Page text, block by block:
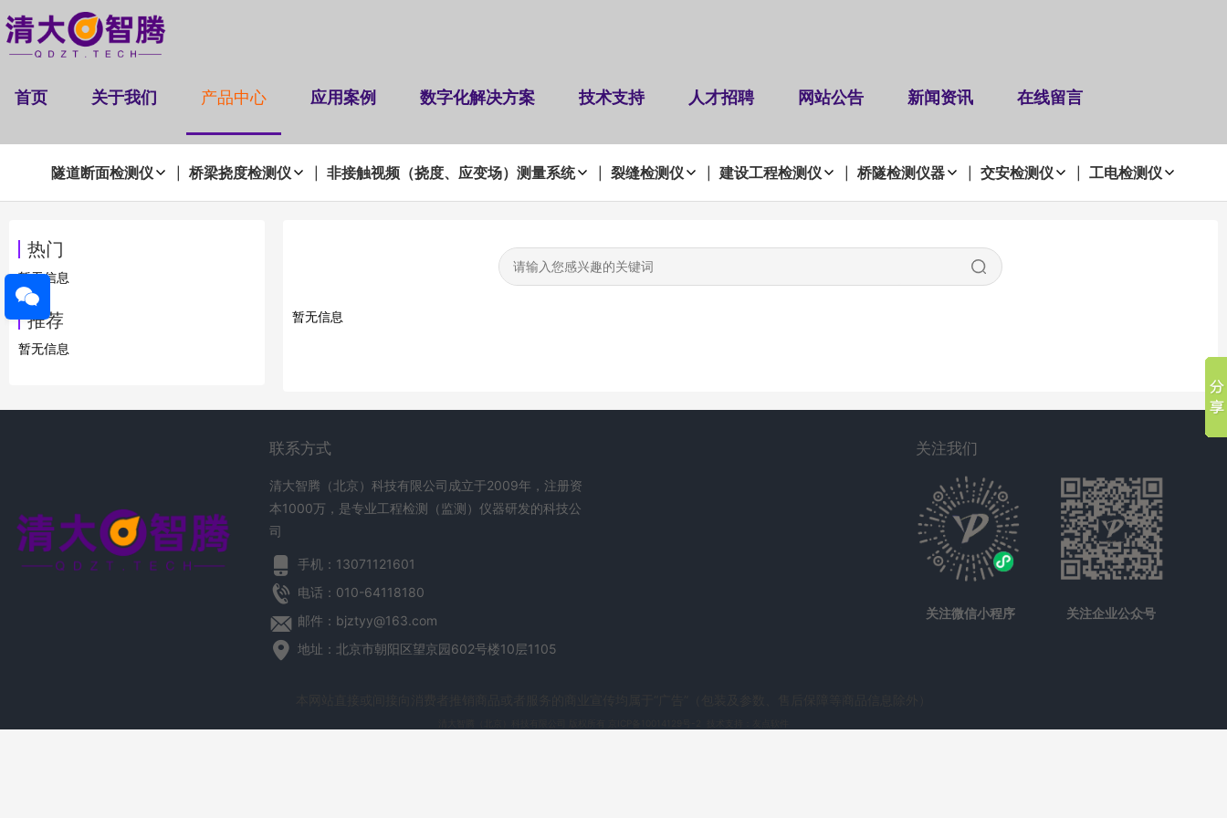
首页 关于我们 产品中心 应用案例 数字化解决方案 技术支持 人才招聘 网站公告 新闻资讯 在线留言
隧道断面检测仪 桥梁挠度检测仪 非接触视频（挠度、应变场）测量系统 裂缝检测仪 建设工程检测仪 桥隧检测仪器 交安检测仪 工电检测仪
热门
暂无信息
推荐
暂无信息
暂无信息
联系方式
清大智腾（北京）科技有限公司成立于2009年，注册资
本1000万，是专业工程检测（监测）仪器研发的科技公
司
手机：13071121601
电话：010-64118180
邮件：bjztyy@163.com
地址：北京市朝阳区望京园602号楼10层1105
关注我们
关注微信小程序 关注企业公众号